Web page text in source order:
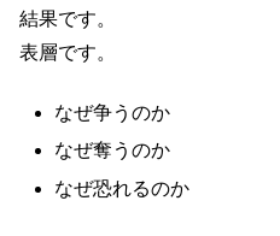
結果です。
表層です。
なぜ争うのか
なぜ奪うのか
なぜ恐れるのか